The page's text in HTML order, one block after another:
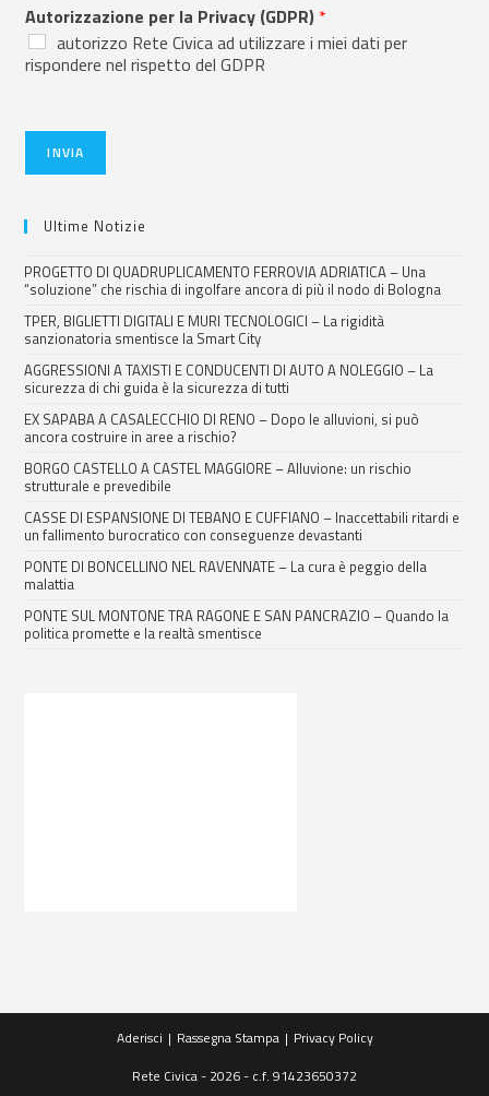
Autorizzazione per la Privacy (GDPR) *
autorizzo Rete Civica ad utilizzare i miei dati per
rispondere nel rispetto del GDPR
INVIA
Ultime Notizie
PROGETTO DI QUADRUPLICAMENTO FERROVIA ADRIATICA – Una
“soluzione” che rischia di ingolfare ancora di più il nodo di Bologna
TPER, BIGLIETTI DIGITALI E MURI TECNOLOGICI – La rigidità
sanzionatoria smentisce la Smart City
AGGRESSIONI A TAXISTI E CONDUCENTI DI AUTO A NOLEGGIO – La
sicurezza di chi guida è la sicurezza di tutti
EX SAPABA A CASALECCHIO DI RENO – Dopo le alluvioni, si può
ancora costruire in aree a rischio?
BORGO CASTELLO A CASTEL MAGGIORE – Alluvione: un rischio
strutturale e prevedibile
CASSE DI ESPANSIONE DI TEBANO E CUFFIANO – Inaccettabili ritardi e
un fallimento burocratico con conseguenze devastanti
PONTE DI BONCELLINO NEL RAVENNATE – La cura è peggio della
malattia
PONTE SUL MONTONE TRA RAGONE E SAN PANCRAZIO – Quando la
politica promette e la realtà smentisce
Aderisci Rassegna Stampa
Privacy Policy
Rete Civica - 2026 - c.f. 91423650372